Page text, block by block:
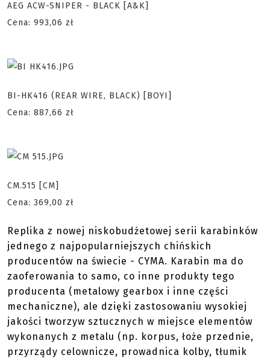
AEG ACW-SNIPER - BLACK [A&K]
Cena: 993,06 zł
BI-HK416 (REAR WIRE, BLACK) [BOYI]
Cena: 887,66 zł
CM.515 [CM]
Cena: 369,00 zł
Replika z nowej niskobudżetowej serii karabinków
jednego z najpopularniejszych chińskich
producentów na świecie - CYMA. Karabin ma do
zaoferowania to samo, co inne produkty tego
producenta (metalowy gearbox i inne części
mechaniczne), ale dzięki zastosowaniu wysokiej
jakości tworzyw sztucznych w miejsce elementów
wykonanych z metalu (np. korpus, łoże przednie,
przyrządy celownicze, prowadnica kolby, tłumik